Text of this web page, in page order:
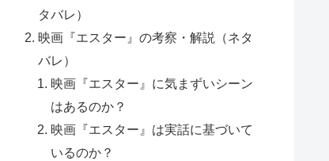
タバレ）
映画『エスター』の考察・解説（ネタ
バレ）
映画『エスター』に気まずいシーン
はあるのか？
映画『エスター』は実話に基づいて
いるのか？